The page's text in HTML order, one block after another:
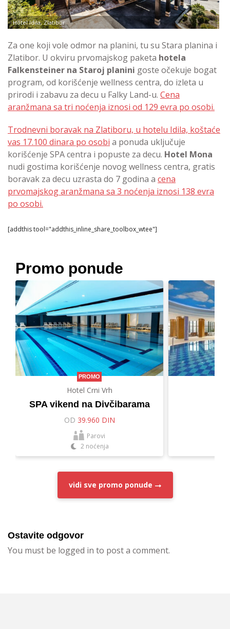
Hotel Idila, Zlatibor
Za one koji vole odmor na planini, tu su Stara planina i
Zlatibor. U okviru prvomajskog paketa hotela
Falkensteiner na Staroj planini goste očekuje bogat
program, od korišćenje wellness centra, do izleta u
prirodi i zabavu za decu u Falky Land-u. Cena
aranžmana sa tri noćenja iznosi od 129 evra po osobi.
Trodnevni boravak na Zlatiboru, u hotelu Idila, koštaće
vas 17.100 dinara po osobi a ponuda uključuje
korišćenje SPA centra i popuste za decu. Hotel Mona
nudi gostima korišćenje novog wellness centra, gratis
boravak za decu uzrasta do 7 godina a cena
prvomajskog aranžmana sa 3 noćenja iznosi 138 evra
po osobi.
[addthis tool="addthis_inline_share_toolbox_wtee"]
Promo ponude
PROMO
Hotel Crni Vrh
SPA vikend na Divčibarama
OD 39.960 DIN
Parovi
2 noćenja
vidi sve promo ponude
Ostavite odgovor
You must be logged in to post a comment.